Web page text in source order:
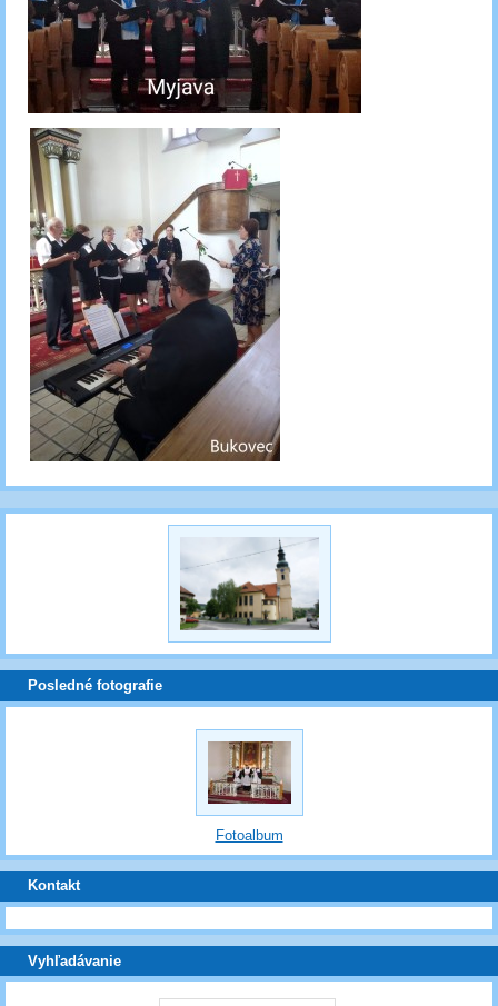
Posledné fotografie
Fotoalbum
Kontakt
Vyhľadávanie